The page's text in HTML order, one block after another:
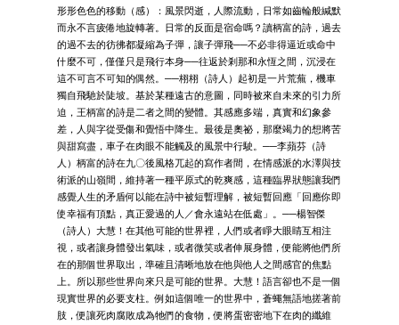
形形色色的移動（感）：風景閃逝，人際流動，日常如齒輪般緘默
而永不言疲倦地旋轉著。日常的反面是宿命嗎？讀柄富的詩，過去
的過不去的彷彿都凝縮為子彈，讓子彈飛──不必非得逼近或命中
什麼不可，僅僅只是飛行本身──往返於剎那和永恆之間，沉浸在
這不可言不可知的偶然。──栩栩（詩人）起初是一片荒蕪，機車
獨自飛馳於陡坡。基於某種遠古的意圖，同時被來自未來的引力所
迫，王柄富的詩是二者之間的變體。其感應多端，真實和幻象參
差，人與字從受傷和覺悟中降生。最後是奧祕，那麼竭力的想將苦
與甜寫盡，車子在肉眼不能觸及的風景中行駛。──李蘋芬（詩
人）柄富的詩在九〇後風格兀起的寫作者間，在情感派的水澤與技
術派的山嶺間，維持著一種平原式的乾爽感，這種臨界狀態讓我們
感覺人生的矛盾何以能在詩中被短暫理解，被短暫回應「回應你即
使幸福有頂點，真正愛過的人／會永遠站在低處」。──楊智傑
（詩人）大慧！在其他可能的世界裡，人們或者睜大眼睛互相注
視，或者讓身體發出氣味，或者微笑或者伸展身體，便能將他們所
在的那個世界取出，準確且清晰地放在他與他人之間感官的焦點
上。所以那些世界向來只是可能的世界。大慧！語言卻也不是一個
現實世界的必要支柱。例如這個唯一的世界中，蒼蠅無語地搓著前
肢，便讓死肉腐敗成為牠們的食物，便將蛋密密地下在肉的纖維